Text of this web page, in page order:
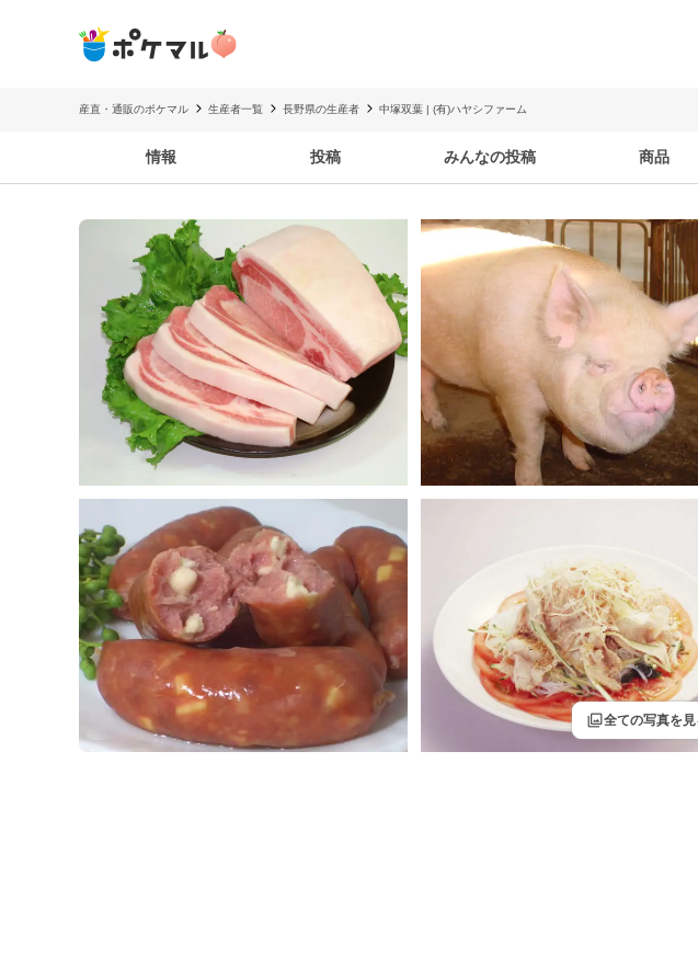
産直・通販のポケマル 生産者一覧 長野県の生産者 中塚双葉 | (有)ハヤシファーム
情報 投稿 みんなの投稿 商品
filter全ての写真を見